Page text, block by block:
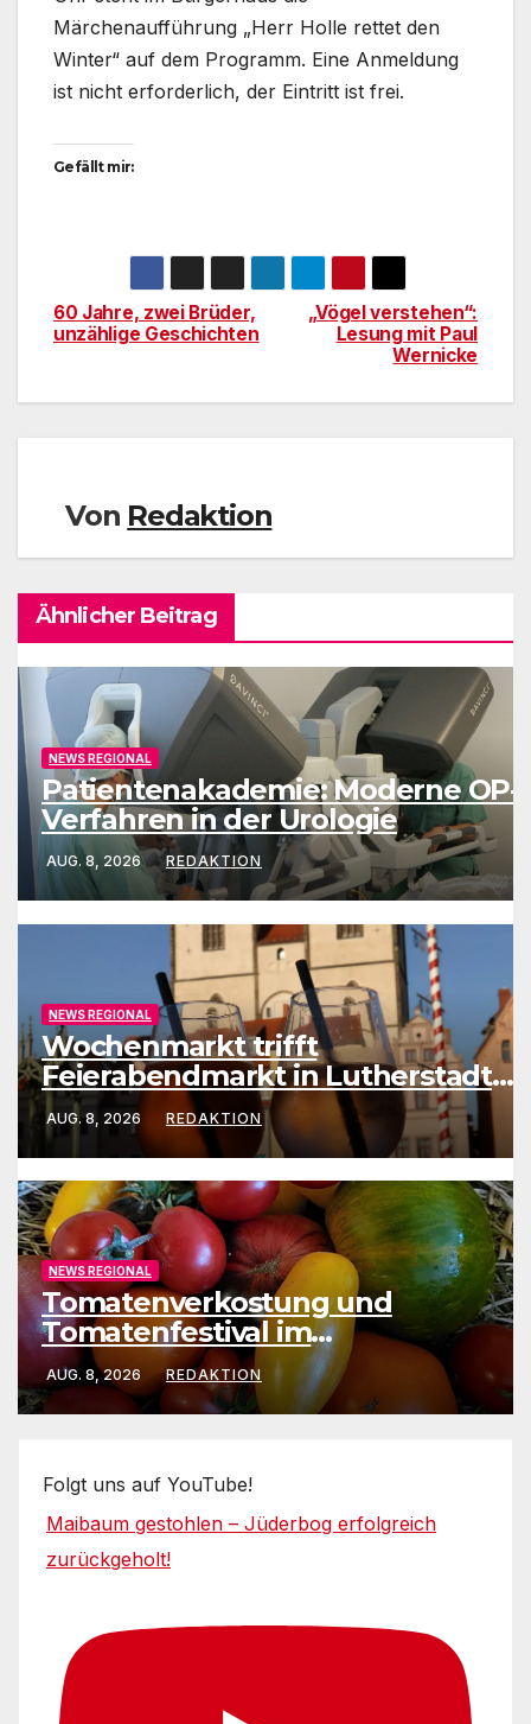
Märchenaufführung „Herr Holle rettet den
Winter“ auf dem Programm. Eine Anmeldung
ist nicht erforderlich, der Eintritt ist frei.
Gefällt mir:
Beitragsnavigation„Vögel verstehen“:
Lesung mit Paul
Wernicke
60 Jahre, zwei Brüder,
unzählige Geschichten
Von Redaktion
Ähnlicher Beitrag
NEWS REGIONAL
Patientenakademie: Moderne OP-
Verfahren in der Urologie
AUG. 8, 2026 REDAKTION
NEWS REGIONAL
Wochenmarkt trifft
Feierabendmarkt in Lutherstadt
Wittenberg
AUG. 8, 2026 REDAKTION
NEWS REGIONAL
Tomatenverkostung und
Tomatenfestival im
Naturparkzentrum
AUG. 8, 2026 REDAKTION
Folgt uns auf YouTube!
Maibaum gestohlen – Jüderbog erfolgreich
zurückgeholt!